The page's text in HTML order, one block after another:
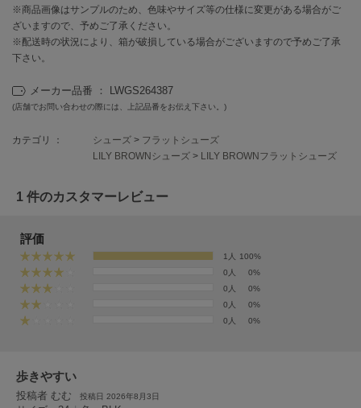
EIMY ISTOIRE
エイミー イストワール
emmi
エミ
emmi atelier
emmi yoga
エミヨガ
ETRÉ TOKYO
エトレトウキョウ
ey
アイ
FRAY I.D
※商品画像はサンプルのため、色味やサイズ等の仕様に変更がある場合がご
ざいますので、予めご了承ください。
※配送時の状況により、箱が破損している場合がございますので予めご了承
下さい。
メーカー品番 ： LWGS264387
(店舗でお問い合わせの際には、上記品番をお伝え下さい。)
カテゴリ ： シューズ > フラットシューズ
LILY BROWNシューズ > LILY BROWNフラットシューズ
1 件のカスタマーレビュー
評価
1人
100%
0人
0%
0人
0%
0人
0%
0人
0%
歩きやすい
投稿者 むむ 投稿日 2026年8月3日